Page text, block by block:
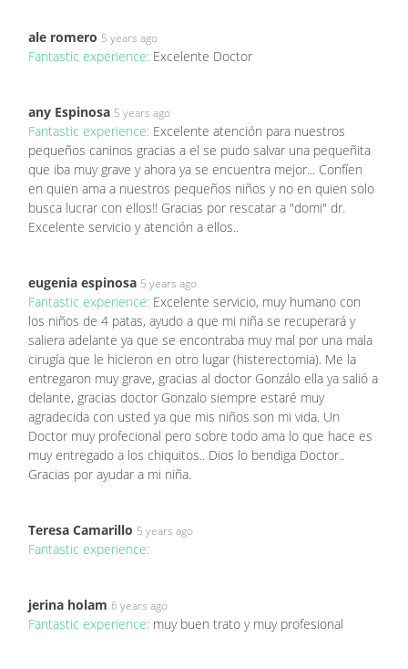
ale romero 5 years ago
Fantastic experience: Excelente Doctor
any Espinosa 5 years ago
Fantastic experience: Excelente atención para nuestros
pequeños caninos gracias a el se pudo salvar una pequeñita
que iba muy grave y ahora ya se encuentra mejor... Confíen
en quien ama a nuestros pequeños niños y no en quien solo
busca lucrar con ellos!! Gracias por rescatar a "domi" dr.
Excelente servicio y atención a ellos..
eugenia espinosa 5 years ago
Fantastic experience: Excelente servicio, muy humano con
los niños de 4 patas, ayudo a que mi niña se recuperará y
saliera adelante ya que se encontraba muy mal por una mala
cirugía que le hicieron en otro lugar (histerectomia). Me la
entregaron muy grave, gracias al doctor Gonzálo ella ya salió a
delante, gracias doctor Gonzalo siempre estaré muy
agradecida con usted ya que mis niños son mi vida. Un
Doctor muy profecional pero sobre todo ama lo que hace es
muy entregado a los chiquitos.. Dios lo bendiga Doctor..
Gracias por ayudar a mi niña.
Teresa Camarillo 5 years ago
Fantastic experience:
jerina holam 6 years ago
Fantastic experience: muy buen trato y muy profesional